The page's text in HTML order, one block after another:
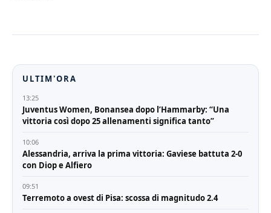
ULTIM'ORA
13:25
Juventus Women, Bonansea dopo l’Hammarby: “Una
vittoria così dopo 25 allenamenti significa tanto”
10:06
Alessandria, arriva la prima vittoria: Gaviese battuta 2-0
con Diop e Alfiero
09:51
Terremoto a ovest di Pisa: scossa di magnitudo 2.4